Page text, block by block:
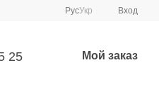
РусУкр Вход
25 Мой заказ